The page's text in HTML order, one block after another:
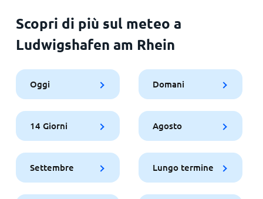
Scopri di più sul meteo a
Ludwigshafen am Rhein
Oggi Domani
14 Giorni Agosto
Settembre Lungo termine